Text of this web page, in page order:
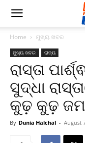
Home ମୁଖ୍ୟ ଖବର
ମୁଖ୍ୟ ଖବର ରାଜ୍ୟ
ରାସ୍ତା
ସୁଦ୍ଧା
କୁଢ଼ କୁଢ଼
By Dunia Halchal - August